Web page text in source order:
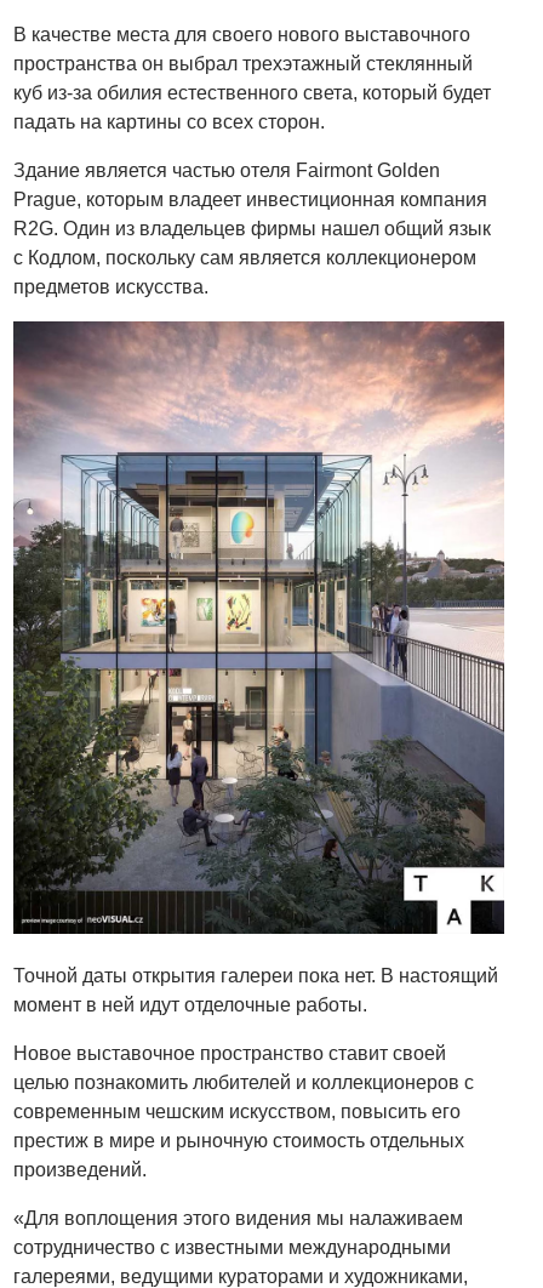
В качестве места для своего нового выставочного
пространства он выбрал трехэтажный стеклянный
куб из-за обилия естественного света, который будет
падать на картины со всех сторон.
Здание является частью отеля Fairmont Golden
Prague, которым владеет инвестиционная компания
R2G. Один из владельцев фирмы нашел общий язык
с Кодлом, поскольку сам является коллекционером
предметов искусства.
Точной даты открытия галереи пока нет. В настоящий
момент в ней идут отделочные работы.
Новое выставочное пространство ставит своей
целью познакомить любителей и коллекционеров с
современным чешским искусством, повысить его
престиж в мире и рыночную стоимость отдельных
произведений.
«Для воплощения этого видения мы налаживаем
сотрудничество с известными международными
галереями, ведущими кураторами и художниками,